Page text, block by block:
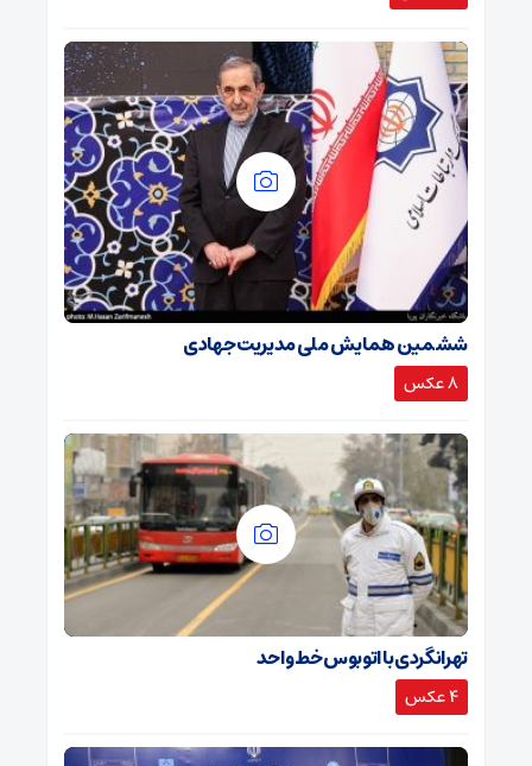
ششمین همایش ملی مدیریت جهادی
8 عکس
تهرانگردی با اتوبوس خط واحد
4 عکس